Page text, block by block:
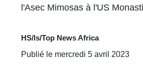
l'Asec Mimosas à l'US
HS/ls/Top News Africa
Publié le mercredi 5 avril 2023